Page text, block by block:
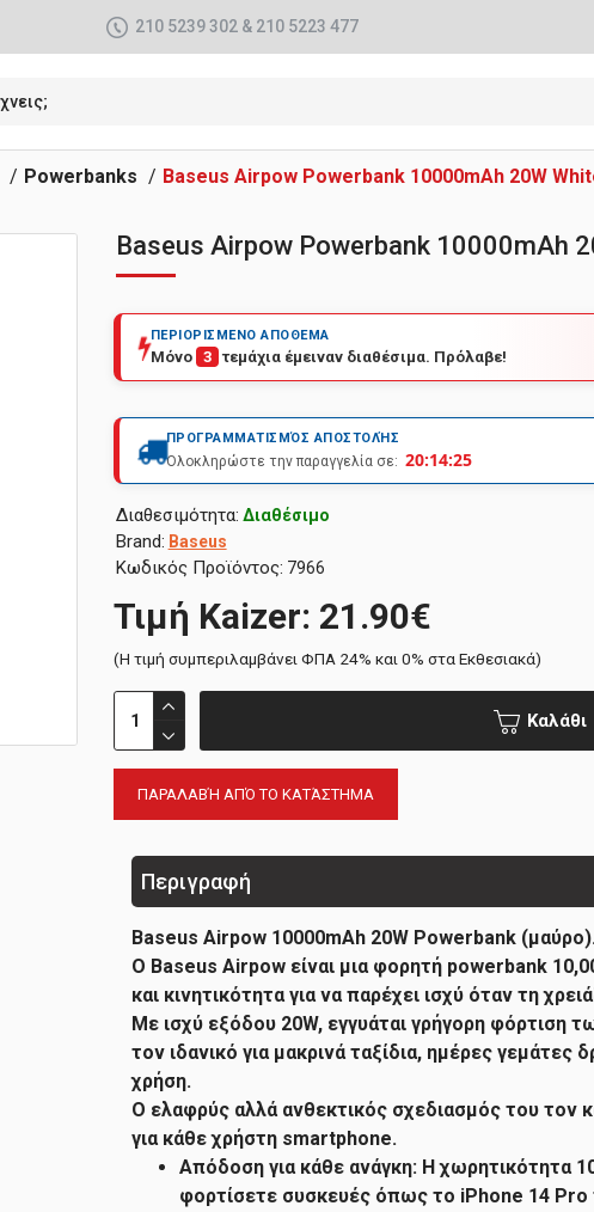
210 5239 302 & 210 5223 477
Powerbanks Baseus Airpow Powerbank 10000mAh 20W
Baseus Airpow Powerbank 10000mAh
ΠΕΡΙΟΡΙΣΜΕΝΟ ΑΠΟΘΕΜΑ
Μόνο 3 τεμάχια έμειναν διαθέσιμα. Πρόλαβε!
ΠΡΟΓΡΑΜΜΑΤΙΣΜΌΣ ΑΠΟΣΤΟΛΉΣ
Ολοκληρώστε την παραγγελία σε: 20:14:23
Διαθεσιμότητα: Διαθέσιμο
Brand: Baseus
Κωδικός Προϊόντος: 7966
ΠΑΡΑΛΑΒΉ ΑΠΌ ΤΟ ΚΑΤΆΣΤΗΜΑ
Τιμή Kaizer: 21.90€
(H τιμή συμπεριλαμβάνει ΦΠΑ 24% και 0% στα Εκθεσιακά)
Καλάθι
Περιγραφή
Baseus Airpow 10000mAh 20W Powerbank
Ο Baseus Airpow είναι μια φορητή powerbank
και κινητικότητα για να παρέχει ισχύ όταν τη
Με ισχύ εξόδου 20W, εγγυάται γρήγορη φόρτιση
τον ιδανικό για μακρινά ταξίδια, ημέρες γεμάτες
χρήση.
Ο ελαφρύς αλλά ανθεκτικός σχεδιασμός του τον
για κάθε χρήστη smartphone.
Απόδοση για κάθε ανάγκη: Η χωρητικότητα
φορτίσετε συσκευές όπως το iPhone 14